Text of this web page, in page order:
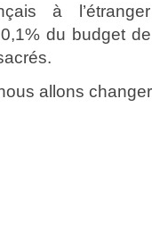
à
du budget
allons